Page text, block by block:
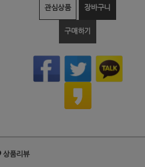
관심상품 장바구니
구매하기
상품리뷰